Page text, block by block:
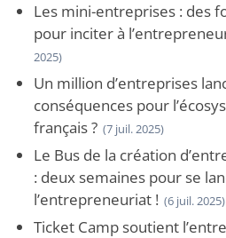
Les mini-entreprises : des
pour inciter à
2025)
Un million d’entreprises
conséquences pour
français ? (7 juil. 2025)
Le Bus de la création
: deux semaines pour se
l’entrepreneuriat ! (6 juil. 2025)
Ticket Camp soutient